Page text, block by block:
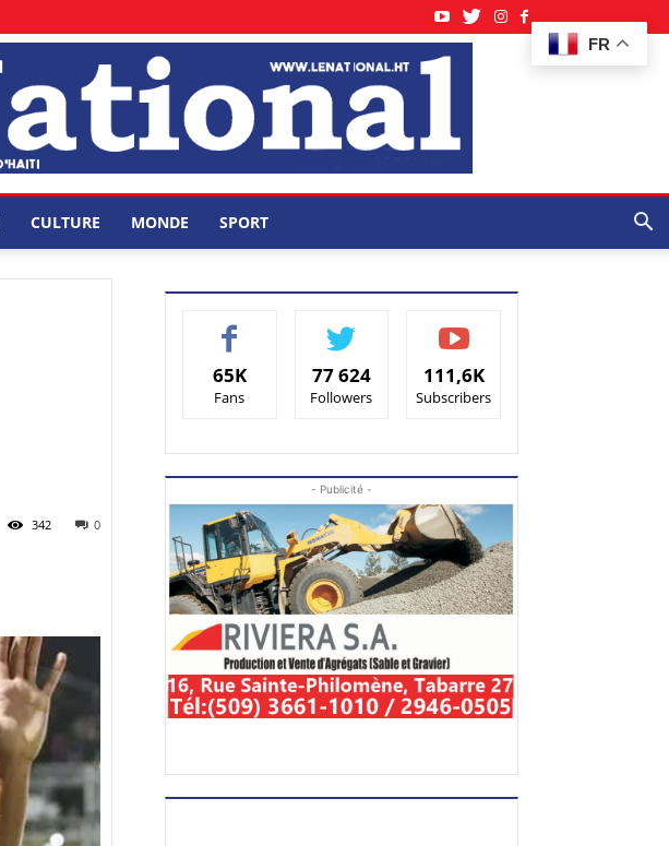
FR
CULTURE MONDE SPORT
0
342
65K
Fans
77 624
Followers
111,6K
Subscribers
- Publicité -